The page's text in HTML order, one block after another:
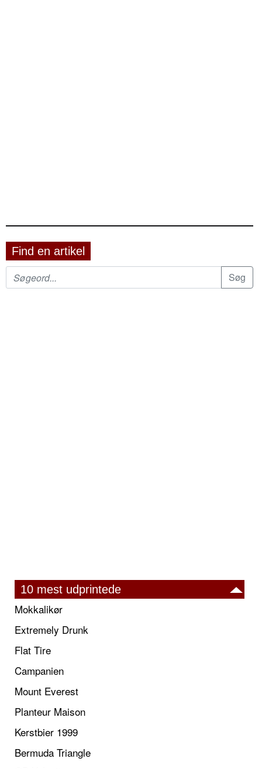
Find en artikel
10 mest udprintede
Mokkalikør
Extremely Drunk
Flat Tire
Campanien
Mount Everest
Planteur Maison
Kerstbier 1999
Bermuda Triangle